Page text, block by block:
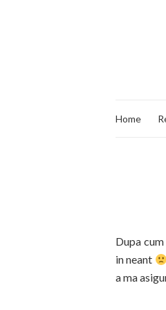
Home
Dupa
in neant
a ma